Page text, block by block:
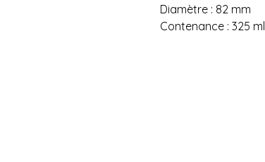
Diamètre : 82 mm
Contenance : 325 ml